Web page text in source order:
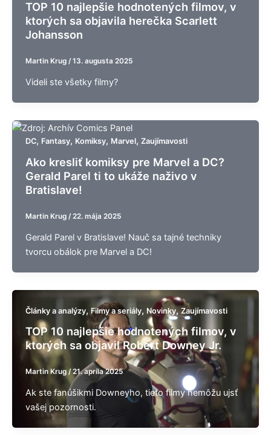
TOP 10 najlepšie hodnotených filmov, v
ktorých sa objavila herečka Scarlett
Johansson
Martin Krug / 13. augusta 2025
Videli ste všetky filmy?
DC, Fantasy, Komiksy, Marvel, Zaujímavosti
Ako kresliť komiksy pre Marvel a DC?
Gerald Parel ti to ukáže naživo v
Bratislave!
Martin Krug / 22. mája 2025
Gerald Parel v Bratislave! Nauč sa tajné techniky
tvorcu obálok pre Marvel a DC!
Články a analýzy, Filmy a seriály, Novinky,Zaujímavosti
TOP 10 najlepšie hodnotených filmov, v
ktorých sa objavil Robert Downey Jr.
Martin Krug /21. apríla 2025
Ak ste fanúšikmi Downeyho, tieto filmy nemôžu ujsť
vašej pozornosti.